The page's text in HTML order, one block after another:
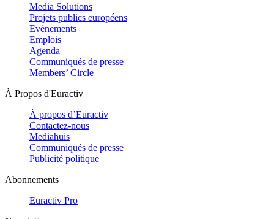
Media Solutions
Projets publics européens
Evénements
Emplois
Agenda
Communiqués de presse
Members’ Circle
À Propos d'Euractiv
À propos d’Euractiv
Contactez-nous
Mediahuis
Communiqués de presse
Publicité politique
Abonnements
Euractiv Pro